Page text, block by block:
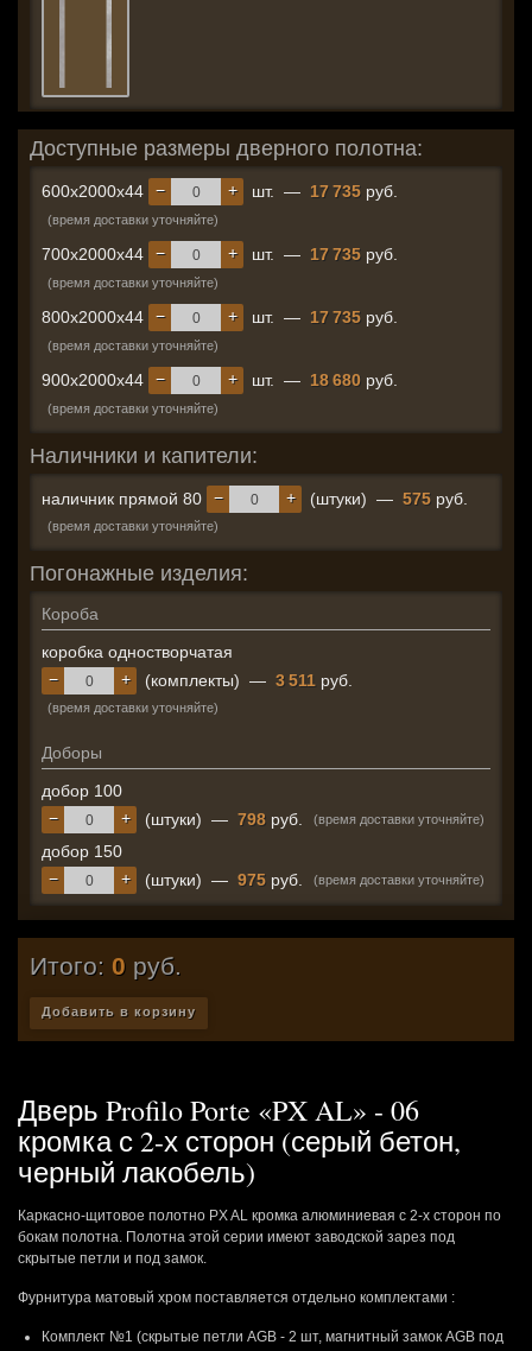
Доступные размеры дверного полотна:
600x2000x44 +
− шт. — 17 735 руб.
(время доставки уточняйте)
700x2000x44 +
− шт. — 17 735 руб.
(время доставки уточняйте)
800x2000x44 +
− шт. — 17 735 руб.
(время доставки уточняйте)
900x2000x44 +
− шт. — 18 680 руб.
(время доставки уточняйте)
Наличники и капители:
наличник прямой 80 +
− (штуки) — 575 руб.
(время доставки уточняйте)
Погонажные изделия:
Короба
коробка одностворчатая
+
− (комплекты) — 3 511 руб.
(время доставки уточняйте)
Доборы
добор 100
+
− (штуки) — 798 руб. (время доставки уточняйте)
добор 150
+
− (штуки) — 975 руб. (время доставки уточняйте)
Итого: 0 руб.
Добавить в корзину
Дверь Profilo Porte «PX AL» - 06
кромка с 2-х сторон (серый бетон,
черный лакобель)
Каркасно-щитовое полотно PX AL кромка алюминиевая с 2-х сторон по
бокам полотна. Полотна этой серии имеют заводской зарез под
скрытые петли и под замок.
Фурнитура матовый хром поставляется отдельно комплектами :
Комплект №1 (скрытые петли AGB - 2 шт, магнитный замок AGB под